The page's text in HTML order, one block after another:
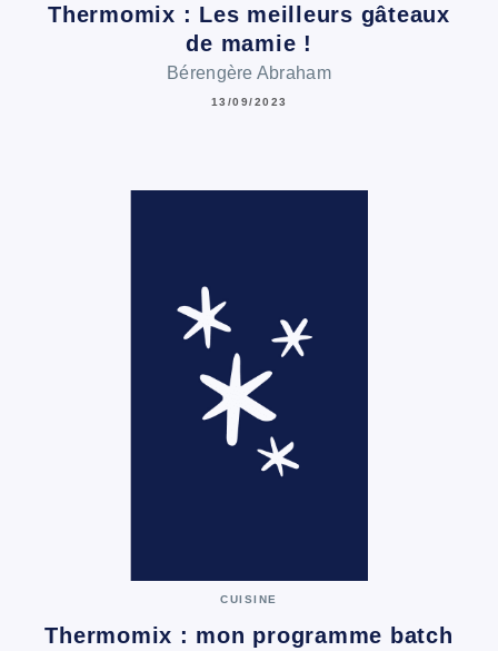
Thermomix : Les meilleurs gâteaux
de mamie !
Bérengère Abraham
13/09/2023
CUISINE
Thermomix : mon programme batch